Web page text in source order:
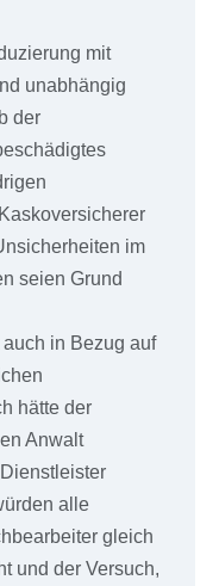
mit
unabhängig
der
im
seien Grund
in Bezug auf
hätte der
Anwalt
alle
gleich
und der Versuch,